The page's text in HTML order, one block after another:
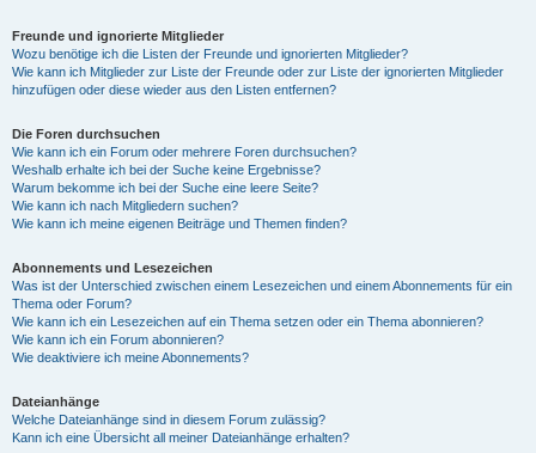
Freunde und ignorierte Mitglieder
Wozu benötige ich die Listen der Freunde und ignorierten Mitglieder?
Wie kann ich Mitglieder zur Liste der Freunde oder zur Liste der ignorierten Mitglieder
hinzufügen oder diese wieder aus den Listen entfernen?
Die Foren durchsuchen
Wie kann ich ein Forum oder mehrere Foren durchsuchen?
Weshalb erhalte ich bei der Suche keine Ergebnisse?
Warum bekomme ich bei der Suche eine leere Seite?
Wie kann ich nach Mitgliedern suchen?
Wie kann ich meine eigenen Beiträge und Themen finden?
Abonnements und Lesezeichen
Was ist der Unterschied zwischen einem Lesezeichen und einem Abonnements für ein
Thema oder Forum?
Wie kann ich ein Lesezeichen auf ein Thema setzen oder ein Thema abonnieren?
Wie kann ich ein Forum abonnieren?
Wie deaktiviere ich meine Abonnements?
Dateianhänge
Welche Dateianhänge sind in diesem Forum zulässig?
Kann ich eine Übersicht all meiner Dateianhänge erhalten?